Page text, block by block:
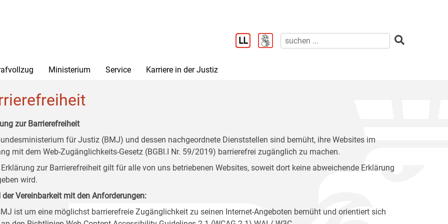
Ministerium Service Karriere in der Justiz
zur Barrierefreiheit
für Justiz (BMJ) und dessen nachgeordnete Dienststellen sind bemüht, ihre Websites im
mit dem Web-Zugänglichkeits-Gesetz (BGBl.I Nr. 59/2019) barrierefrei zugänglich zu machen.
Erklärung zur Barrierefreiheit gilt für alle von uns betriebenen Websites, soweit dort keine abweichende Erklärung
wird.
der Vereinbarkeit mit den Anforderungen:
ist um eine möglichst barrierefreie Zugänglichkeit zu seinen Internet-Angeboten bemüht und orientiert sich